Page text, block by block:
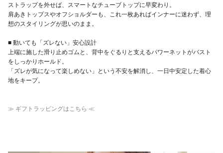
ストラップを外せば、スマートなチューブトップに早変わり。
肩あきトップスやオフショルダーも、これ一枚あればインナーに迷わず、理
想のスタイリングが思いのまま。
■ 動いても「ズレない」安心設計
上端に施した滑り止めゴムと、背中をぐるりと支えるパワーネットがバスト
をしっかりホールド。
「ズレが気になって楽しめない」という不安を解消し、一日中安定した着心
地をキープ。
≫ ギフトラッピングはこちら ≪